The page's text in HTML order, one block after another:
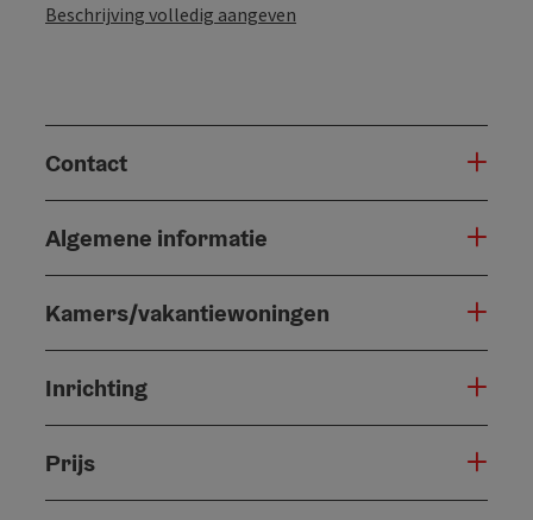
Beschrijving volledig aangeven
Contact
Algemene informatie
Kamers/vakantiewoningen
Inrichting
Prijs